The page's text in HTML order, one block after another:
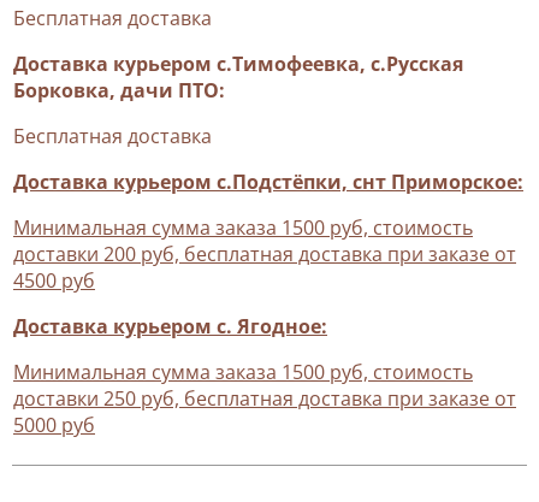
Бесплатная доставка
Доставка курьером с.Тимофеевка, с.Русская
Борковка, дачи ПТО:
Бесплатная доставка
Доставка курьером с.Подстёпки, снт Приморское:
Минимальная сумма заказа 1500 руб, стоимость
доставки 200 руб, бесплатная доставка при заказе от
4500 руб
Доставка курьером с. Ягодное:
Минимальная сумма заказа 1500 руб, стоимость
доставки 250 руб, бесплатная доставка при заказе от
5000 руб